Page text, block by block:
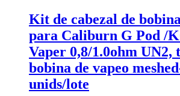
Kit de cabezal de
para Caliburn G Pod /
Vaper 0,8/1.0ohm UN2,
bobina de vapeo
unids/lote